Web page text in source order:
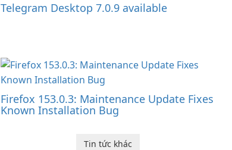
Telegram Desktop 7.0.9 available
Firefox 153.0.3: Maintenance Update Fixes
Known Installation Bug
Tin tức khác